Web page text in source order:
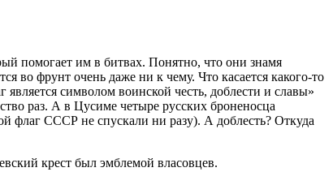
помогает им в битвах. Понятно, что они знамя
во фрунт очень даже ни к чему. Что касается какого-то
символом воинской честь, доблести и славы»
раз. А в Цусиме четыре русских броненосца
флаг СССР не спускали ни разу). А доблесть? Откуда
крест был эмблемой власовцев.